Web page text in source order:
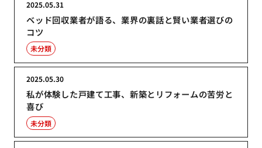
ベッド回収業者が語る、業界の裏話と賢い業者選びの
コツ
2025.05.31
未分類
私が体験した戸建て工事、新築とリフォームの苦労と
喜び
2025.05.30
未分類